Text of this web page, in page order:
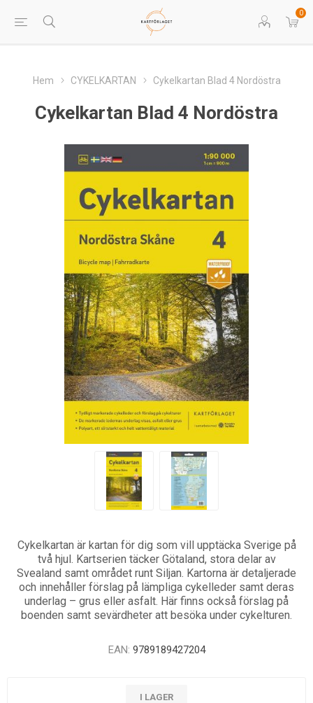
0
Hem CYKELKARTAN Cykelkartan Blad 4 Nordöstra
Cykelkartan Blad 4 Nordöstra
Cykelkartan är kartan för dig som vill upptäcka Sverige på
två hjul. Kartserien täcker Götaland, stora delar av
Svealand samt området runt Siljan. Kartorna är detaljerade
och innehåller förslag på lämpliga cykelleder samt deras
underlag – grus eller asfalt. Här finns också förslag på
boenden samt sevärdheter att besöka under cykelturen.
EAN: 9789189427204
I LAGER